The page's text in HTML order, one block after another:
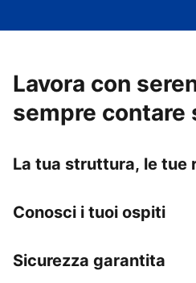
Lavora con
sempre contare
La tua struttura, le tue
Conosci i tuoi ospiti
Sicurezza garantita